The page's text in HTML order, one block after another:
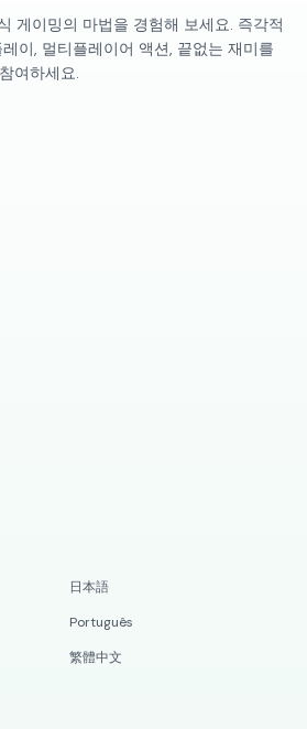
게이밍의 마법을 경험해 보세요. 즉각적
이, 멀티플레이어 액션, 끝없는 재미를
여하세요.
日本語
Português
繁體中文